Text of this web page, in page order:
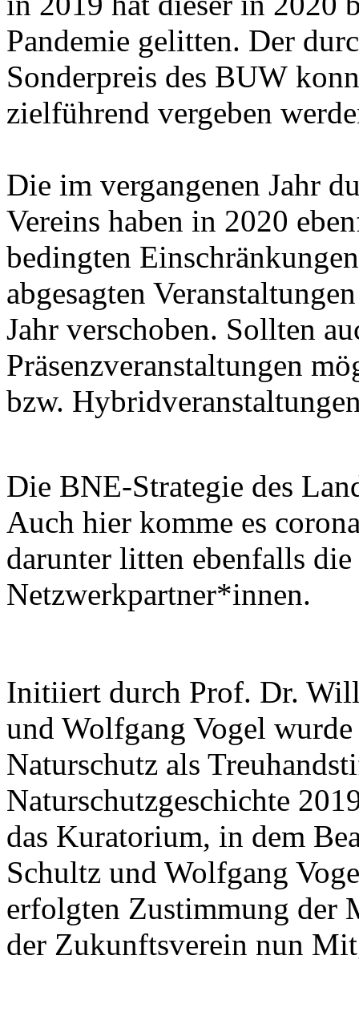
Pandemie gelitten. Der
Sonderpreis des BUW
zielführend vergeben
Die im vergangenen Jahr
Vereins haben in 2020
bedingten
abgesagten
Jahr verschoben. Sollten
Präsenzveranstaltungen
bzw.
Die BNE-Strategie des
Auch hier komme es
darunter litten ebenfalls
Netzwerkpartner*innen.
Initiiert durch Prof. Dr.
und Wolfgang Vogel
Naturschutz als
Naturschutzgeschichte
das Kuratorium, in dem
Schultz und Wolfgang
erfolgten Zustimmung der
der Zukunftsverein nun